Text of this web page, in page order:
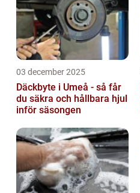
03 december 2025
Däckbyte i Umeå - så får
du säkra och hållbara hjul
inför säsongen